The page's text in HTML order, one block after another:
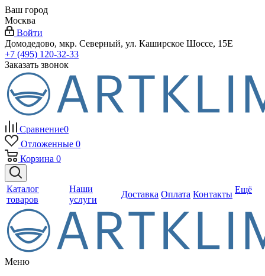
Ваш город
Москва
Войти
Домодедово, мкр. Северный, ул. Каширское Шоссе, 15Е
+7 (495) 120-32-33
Заказать звонок
Сравнение0
Отложенные 0
Корзина 0
Каталог
товаров
Наши
услуги
Доставка Оплата Контакты Ещё
Меню